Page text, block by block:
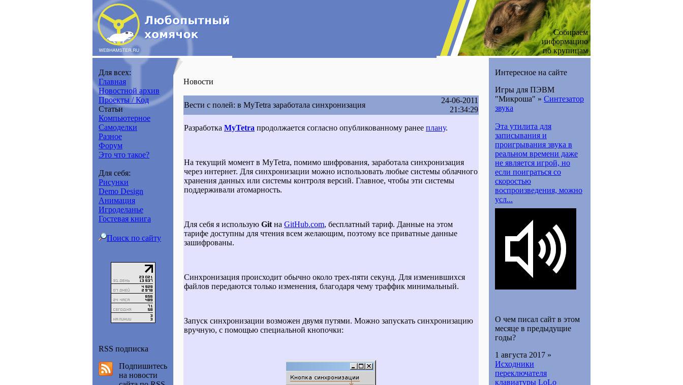
Собираем
информацию
по крупицам
Для всех:
Главная
Новостной архив
Проекты / Код
Статьи
Компьютерное
Самоделки
Разное
Форум
Это что такое?
Для себя:
Рисунки
Demo Design
Анимация
Игроделанье
Гостевая книга
Поиск по сайту
RSS подписка
Подпишитесь
на новости
Новости
Вести с полей: в MyTetra заработала синхронизация
24-06-2011
21:34:29
Разработка MyTetra продолжается согласно опубликованному ранее плану.
На текущий момент в MyTetra, помимо шифрования, заработала синхронизация
через интернет. Для синхронизации можно использовать любые системы облачного
хранения данных или системы контроля версий. Главное, чтобы эти системы
поддерживали атомарность.
Для себя я использую Git на GitHub.com, бесплатный тариф. Данные на этом
тарифе доступны для чтения всем желающим, поэтому все приватные данные
зашифрованы.
Синхронизация происходит обычно около трех-пяти секунд. Для изменившихся
файлов передаются только изменения, благодаря чему траффик минимальный.
Запуск cинхронизации возможен двумя путями. Можно запускать синхронизацию
вручную, с помощью специальной кнопочки:
Интересное на сайте
Игры для ПЭВМ
"Микроша" » Синтезатор
звука
Эта утилита для
записывания и
проигрывания звука в
реальном времени даже
не является игрой, но
если поиграться со
скоростью
воспроизведения, можно
усл...
О чем писал сайт в этом
месяце в предыдущие
годы?
1 августа 2017 »
Исходники
переключателя
клавиатуры LoLo